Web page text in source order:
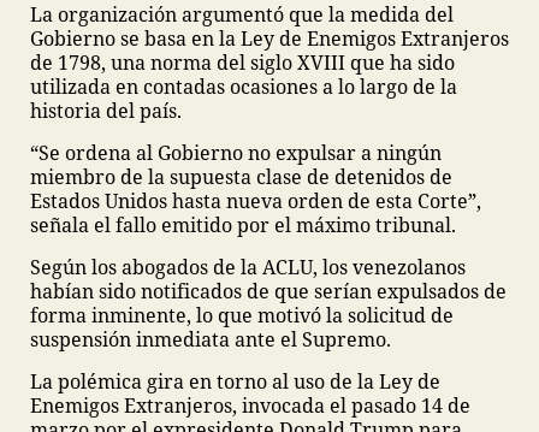
La organización argumentó que la medida del
Gobierno se basa en la Ley de Enemigos Extranjeros
de 1798, una norma del siglo XVIII que ha sido
utilizada en contadas ocasiones a lo largo de la
historia del país.
“Se ordena al Gobierno no expulsar a ningún
miembro de la supuesta clase de detenidos de
Estados Unidos hasta nueva orden de esta Corte”,
señala el fallo emitido por el máximo tribunal.
Según los abogados de la ACLU, los venezolanos
habían sido notificados de que serían expulsados de
forma inminente, lo que motivó la solicitud de
suspensión inmediata ante el Supremo.
La polémica gira en torno al uso de la Ley de
Enemigos Extranjeros, invocada el pasado 14 de